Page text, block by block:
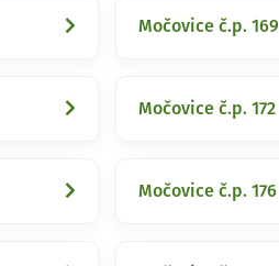
Močovice č.p. 169
Močovice č.p. 172
Močovice č.p. 176